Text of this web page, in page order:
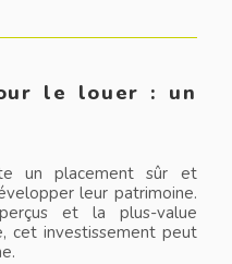
le louer : un
un placement sûr et
leur patrimoine.
et la plus-value
cet investissement peut